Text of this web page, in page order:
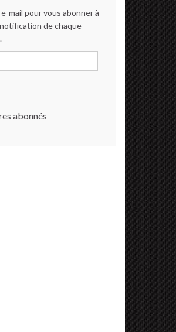
mail pour vous abonner à
de chaque
abonnés